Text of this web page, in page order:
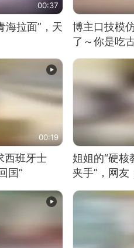
00:37
海拉面”，天
博主口技模
了～你是吃
位考级不带
00:19
西班牙士
国”
姐姐的“硬核
夹手”，网友